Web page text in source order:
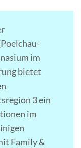
im
bietet
3 ein
im
Family &